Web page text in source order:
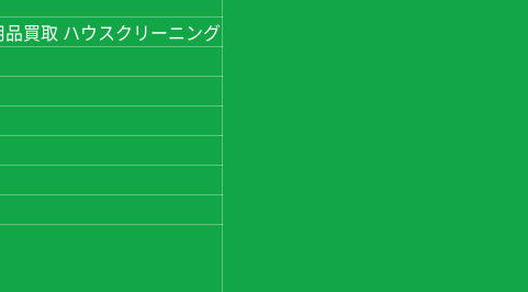
買取 ハウスクリーニング